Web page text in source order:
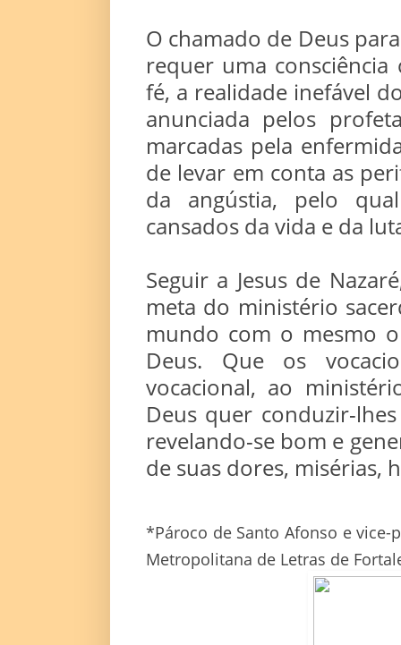
O chamado de Deus
requer uma
fé, a realidade inefável
anunciada pelos
marcadas pela
de levar em conta as
da angústia, pelo
cansados da vida e da
Seguir a Jesus de
meta do ministério
mundo com o mesmo
Deus. Que os
vocacional, ao
Deus quer conduzir-
revelando-se bom e
de suas dores, misérias,
*Pároco de Santo Afonso e
Metropolitana de Letras de